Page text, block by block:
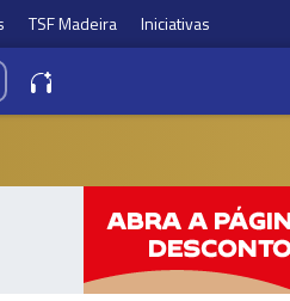
TSF Madeira Iniciativas